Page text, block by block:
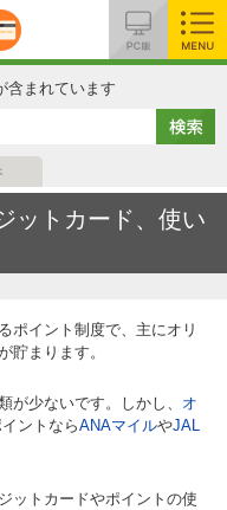
MENU
含まれています
ド
ットカード、使い
ポイント制度で、主にオリ
貯まります。
が少ないです。しかし、 オ
ントならANAマイルやJAL
ットカードやポイントの使